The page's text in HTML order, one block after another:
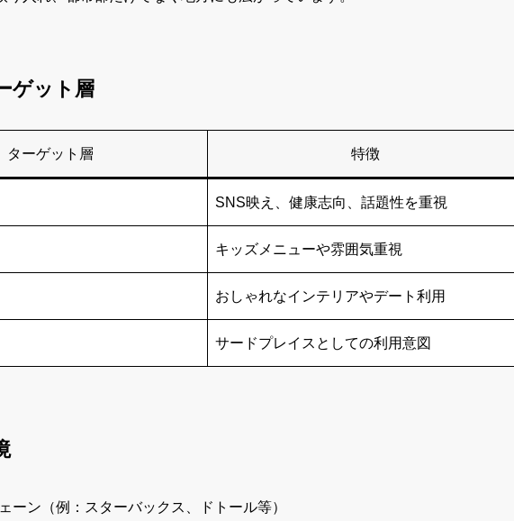
ゲット層
ターゲット層 特徴
SNS映え、健康志向、話題性を重視
キッズメニューや雰囲気重視
おしゃれなインテリアやデート利用
サードプレイスとしての利用意図
ーン（例：スターバックス、ドトール等）